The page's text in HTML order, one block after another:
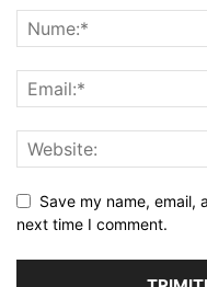
Save my name, email,
next time I comment.